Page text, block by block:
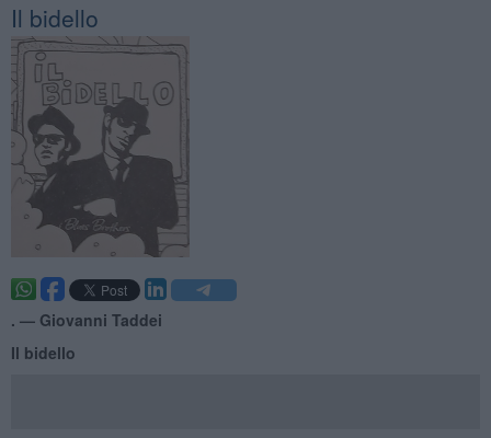
Il bidello
. — Giovanni Taddei
Il bidello